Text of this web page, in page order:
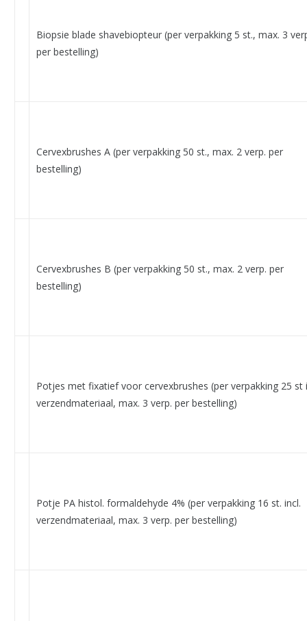
Biopsie blade shavebiopteur (per verpakking 5 st., max. 3
per bestelling)
Cervexbrushes A (per verpakking 50 st., max. 2 verp. per
bestelling)
Cervexbrushes B (per verpakking 50 st., max. 2 verp. per
bestelling)
Potjes met fixatief voor cervexbrushes (per verpakking 25 st
verzendmateriaal, max. 3 verp. per bestelling)
Potje PA histol. formaldehyde 4% (per verpakking 16 st. incl.
verzendmateriaal, max. 3 verp. per bestelling)